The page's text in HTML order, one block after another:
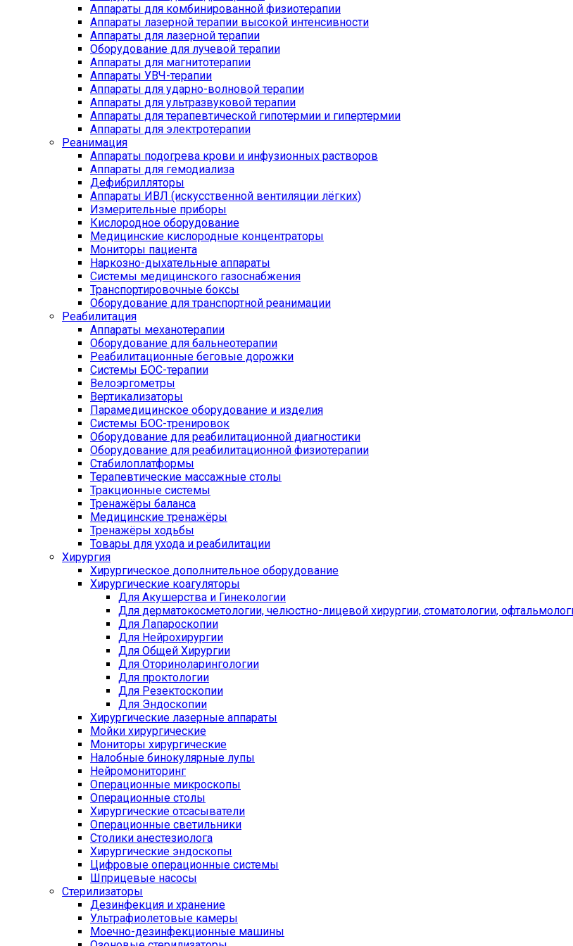
Аппараты для комбинированной физиотерапии
Аппараты лазерной терапии высокой интенсивности
Аппараты для лазерной терапии
Оборудование для лучевой терапии
Аппараты для магнитотерапии
Аппараты УВЧ-терапии
Аппараты для ударно-волновой терапии
Аппараты для ультразвуковой терапии
Аппараты для терапевтической гипотермии и гипертермии
Аппараты для электротерапии
Реанимация
Аппараты подогрева крови и инфузионных растворов
Аппараты для гемодиализа
Дефибрилляторы
Аппараты ИВЛ (искусственной вентиляции лёгких)
Измерительные приборы
Кислородное оборудование
Медицинские кислородные концентраторы
Мониторы пациента
Наркозно-дыхательные аппараты
Системы медицинского газоснабжения
Транспортировочные боксы
Оборудование для транспортной реанимации
Реабилитация
Аппараты механотерапии
Оборудование для бальнеотерапии
Реабилитационные беговые дорожки
Системы БОС-терапии
Велоэргометры
Вертикализаторы
Парамедицинское оборудование и изделия
Системы БОС-тренировок
Оборудование для реабилитационной диагностики
Оборудование для реабилитационной физиотерапии
Стабилоплатформы
Терапевтические массажные столы
Тракционные системы
Тренажёры баланса
Медицинские тренажёры
Тренажёры ходьбы
Товары для ухода и реабилитации
Хирургия
Хирургическое дополнительное оборудование
Хирургические коагуляторы
Для Акушерства и Гинекологии
Для дерматокосметологии, челюстно-лицевой хирургии, стоматологии,
Для Лапароскопии
Для Нейрохирургии
Для Общей Хирургии
Для Оториноларингологии
Для проктологии
Для Резектоскопии
Для Эндоскопии
Хирургические лазерные аппараты
Мойки хирургические
Мониторы хирургические
Налобные бинокулярные лупы
Нейромониторинг
Операционные микроскопы
Операционные столы
Хирургические отсасыватели
Операционные светильники
Столики анестезиолога
Хирургические эндоскопы
Цифровые операционные системы
Шприцевые насосы
Стерилизаторы
Дезинфекция и хранение
Ультрафиолетовые камеры
Моечно-дезинфекционные машины